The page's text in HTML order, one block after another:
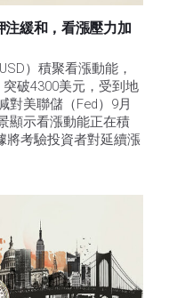
緩和，看漲壓力加
）積聚看漲動能，
破4300美元，受到地
對美聯儲（Fed）9月
顯示看漲動能正在積
將考驗投資者對延續漲